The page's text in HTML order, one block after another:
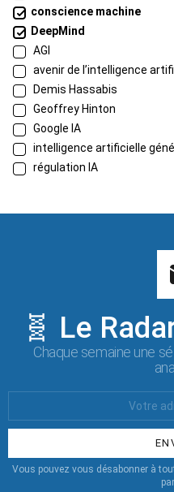
conscience machine
DeepMind
AGI
avenir de l’intelligence
Demis Hassabis
Geoffrey Hinton
Google IA
intelligence artificielle
régulation IA
🧬 Le
Chaque semaine une
:
Vous pouvez vous désabonner à